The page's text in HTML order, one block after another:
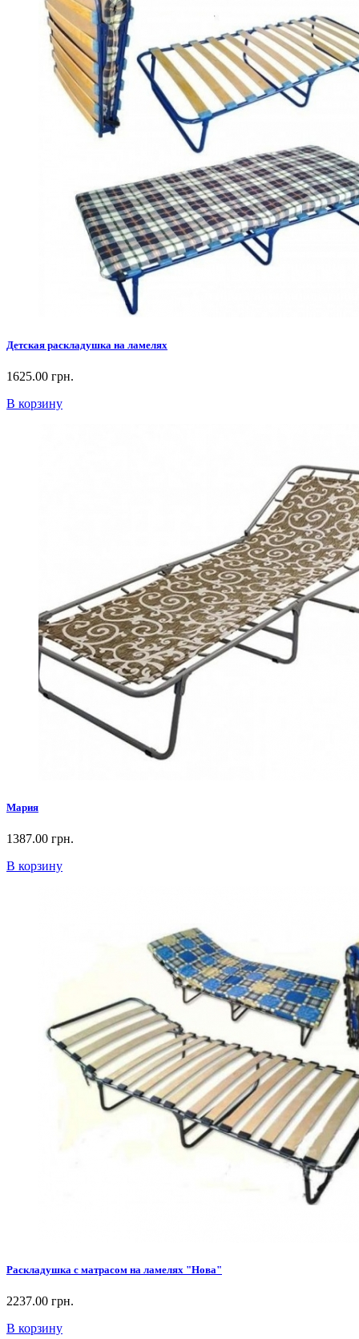
Детская раскладушка на ламелях
1625.00 грн.
В корзину
Мария
1387.00 грн.
В корзину
Раскладушка с матрасом на ламелях "Нова"
2237.00 грн.
В корзину